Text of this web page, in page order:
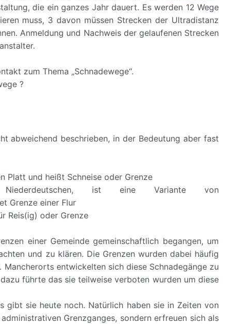
die ein ganzes Jahr dauert. Es werden 12 Wege
muss, 3 davon müssen Strecken der Ultradistanz
Anmeldung und Nachweis der gelaufenen Strecken
zum Thema „Schnadewege“.
?
abweichend beschrieben, in der Bedeutung aber fast
Platt und heißt Schneise oder Grenze
ist eine Variante von
Grenze einer Flur
Reis(ig) oder Grenze
einer Gemeinde gemeinschaftlich begangen, um
und zu klären. Die Grenzen wurden dabei häufig
entwickelten sich diese Schnadegänge zu
führte das sie teilweise verboten wurden um diese
gibt sie heute noch. Natürlich haben sie in Zeiten von
Grenzganges, sondern erfreuen sich als